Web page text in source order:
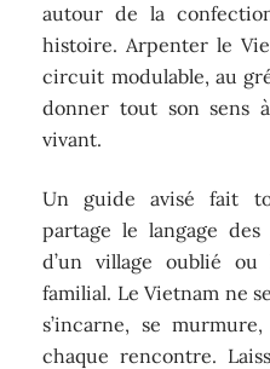
autour de la
histoire. Arpenter le
circuit modulable, au
donner tout son sens
vivant.
Un guide avisé fait
partage le langage
d’un village oublié
familial. Le Vietnam ne
s’incarne, se
chaque rencontre.